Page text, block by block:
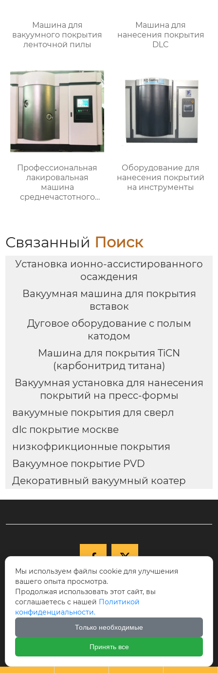
Машина для
вакуумного покрытия
ленточной пилы
Машина для
нанесения покрытия
DLC
Профессиональная
лакировальная
машина
среднечастотного
Оборудование для
нанесения покрытий
на инструменты
Связанный Поиск
Установка ионно-ассистированного
осаждения
Вакуумная машина для покрытия
вставок
Дуговое оборудование с полым
катодом
Машина для покрытия TiCN
(карбонитрид титана)
Вакуумная установка для нанесения
покрытий на пресс-формы
вакуумные покрытия для сверл
dlc покрытие москве
низкофрикционные покрытия
Вакуумное покрытие PVD
Декоративный вакуумный коатер
 
 +86-15040177271

КНР, провинция Ляонин, г. Шэньян,
Новый район Шэньбэй, ул. Цююэху, д.
68-17, индекс 110122.
 cici@ikspvd.com
Мы используем файлы cookie для улучшения
вашего опыта просмотра.
Продолжая использовать этот сайт, вы
соглашаетесь с нашей Политикой
конфиденциальности.
Только необходимые
Принять все